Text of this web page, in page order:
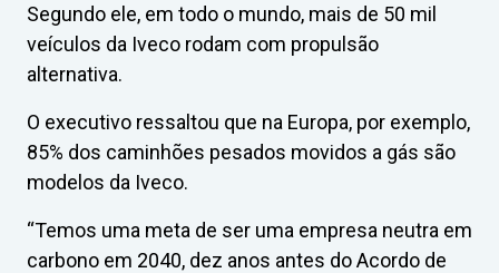
Segundo ele, em todo o mundo, mais de 50 mil
veículos da Iveco rodam com propulsão
alternativa.
O executivo ressaltou que na Europa, por exemplo,
85% dos caminhões pesados movidos a gás são
modelos da Iveco.
“Temos uma meta de ser uma empresa neutra em
carbono em 2040, dez anos antes do Acordo de